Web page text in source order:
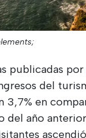
publicadas por
del
3,7% en
del año